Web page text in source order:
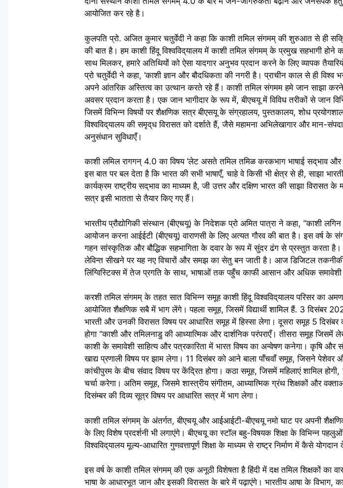
आयोजित कर रहे है।
कुलपति प्रो. अजित कुमार चतुर्वेदी ने कहा कि काशी तमिल संगमम् की शुरुआत से ही सक्रिय
की बात है। हम काशी हिंदू विश्वविद्‌यालय में काशी तमिल संगमम् के प्रमुख सहभागी
साथ मिलकर, हमारे अतिथियों को ऐसा यादगार अनुभव प्रदान करने के लिए व्यापक
प्रो चतुर्वेदी ने कहा, ‘काशी ज्ञान और बौदधिकता की नगरी है। प्राचीन काल से ही
अपने आंतरिक अस्तित्व का उत्थान करते रहे हैं। काशी तमिल संगमम हमे जान साझा
अवसर प्रदान करता है। एक जान भागीदार के रूप में, बीएचयू में विविध तरीकों से जान
जिसमें विभिन्न विषयों पर शैक्षणिक सत्र बीएसयू के संग्रहालय, पुस्तकालय, शोध
विश्वविद्‌यालय की समृद्‌ध विरासत को दर्शाते हैं, जैसे महामना अभिलेखागार और मान-
अनुसंधान सुविधाएँ।
काशी लमिल रागगन् 4.0 का विषय ‘लेट असते तमिल तमिळ करकभाग भाषाई सद्‌भाव
इस बात पर बल देता है कि भारत की सभी भाषाएँ, चाहे वे किसी भी क्षेत्र से ही, साझा
कार्यक्रम राष्ट्रीय सद्‌भाव का माध्यम है, जी उत्तर और दक्षिण भारत की साझा
सत्र इसी भातता से तैयार किए गए हैं।
भारतीय प्रौ‌द्योगिकी संस्थान (बीएचयू) के निदेशक प्रो अमित पात्रा ने कहा, “काशी
आयोजन करना आईईटी (बीएचयू) वाराणसी के लिए अत्यत गौरव की बात है। इस वर्ष के
गहन सांस्कृतिक और बौ‌द्धिक सहभागिता के दवार के रूप में सुंदर ढंग से प्रस्तुत करता है।
लेविन्त सीखने पर यह नए विचारों और समझ का सेतु बन जाती है। आज डिजिटल
लिंग्विस्टिक्स में तेज प्रगति के साथ, भाषाओं तक पहुँच काफी आसान और अधिक समावेशी
करशी तमिल संगमम् के तहत सात विभिन्न समूह काशी हिंदू विश्वविद्‌यालय परिसर का
आयोजित शैक्षणिक सबै में भाग लेंगे। पहला समूह, जिसमें वि‌द्यार्थी शामिल हैं. 3 दिसंबर
भारती और उनकी विरासत विषय पर आधारित समूह में हिस्सा लेगा। दूसरा समूह 5
होगा “काशी और तमिलनाडु की आध्यात्मिक और दार्शनिक परंपराएँ। तीसरा समूह जिसमें
काशी के समावेशी साहित्य और पत्रकारिता में भारत विषय का अन्वेषण कनेगा। कृषि और
खाद्य प्रणाली विषय पर झाम लेगा। 11 दिसंबर को आने बाला पाँचवाँ समूह, जिसने पेशेवर
कांचीपुरम के बीच संवाद विषय पर केंद्रित होगा। कठा समूह, जिसमें महिलाएं शामिल होगी,
चर्चा करेगा। अतिम समूह, जिसमे शास्त्रीय संगीतम, आध्यात्मिक ग्रंथ शिक्षकों और
दिसंम्बर की दिव्य सूत्र विषय पर आधारित सत्र में भाग लेगा।
काशी तमिल संगमम् के अंतर्गत, बीएचयू और आईआईटी-बीएचयू नमो घाट पर अपनी
के लिए विशेष प्रदर्शनी भी लगाएंगे। बीएचयू का स्टॉल बहु-विषयक शिक्षा के विभिन्न
विश्वविद्‌यालय मूल्य-आधारित गुणवत्तापूर्ण शिक्षा के माध्यम से राष्ट्र निर्माण में कैसे योगदान
इस वर्ष के काशी तमिल संगमम् की एक अनू‌ठी विशेषता है हिंदी में दक्ष तमिल शिक्षकों का
भाषा के आधारभूत जान और इसकी विरासत के बारे में पढ़ाएंगे। भारतीय आषा के विभाग,